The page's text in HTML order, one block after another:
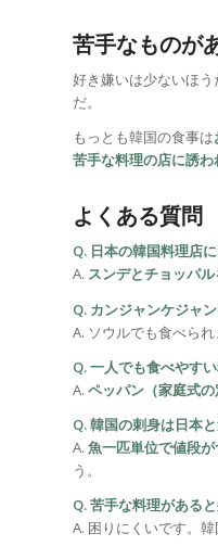
苦手なものが
好き嫌いは少ないほう
だ。
もっとも韓国の食事は
苦手な料理の店に誘
よくある質問
Q. 日本の韓国料理店
A. スンデとチョッパル
Q. カンジャンケジャ
A. ソウルでも食べられ
Q. 一人でも食べやす
A. ペッパン（家庭式の
Q. 韓国の刺身は日本と
A. 魚一匹単位で値段
う。
Q. 苦手な料理がある
A. 困りにくいです。